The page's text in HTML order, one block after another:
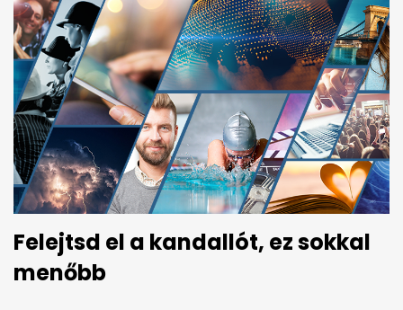
Felejtsd el a kandallót, ez sokkal
menőbb